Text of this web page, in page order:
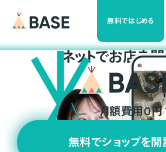
無料ではじめる
ネットでお店を開
月額費用0円
無料でショップを開